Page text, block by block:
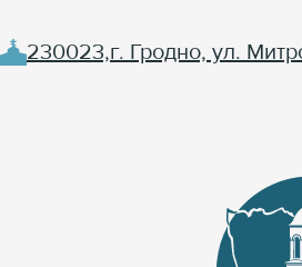
230023,г. Гродно, ул.